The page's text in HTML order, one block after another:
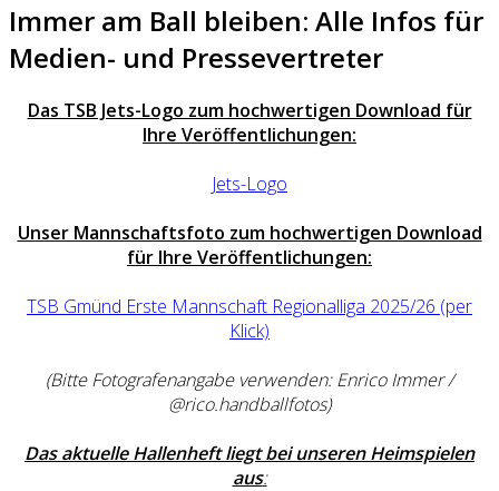
Immer am Ball bleiben: Alle Infos für
Medien- und Pressevertreter
Das TSB Jets-Logo zum hochwertigen Download für
Ihre Veröffentlichungen:
Jets-Logo
Unser Mannschaftsfoto zum hochwertigen Download
für Ihre Veröffentlichungen:
TSB Gmünd Erste Mannschaft Regionalliga 2025/26 (per
Klick)
(Bitte Fotografenangabe verwenden: Enrico Immer /
@rico.handballfotos)
Das aktuelle Hallenheft liegt bei unseren Heimspielen
aus: